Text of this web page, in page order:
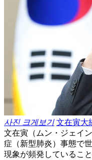
사진 크게보기 文在寅大
文在寅（ムン・ジェイ
症（新型肺炎）事態で
現象が頻発しているこ